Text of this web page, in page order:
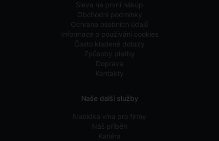
Sleva na první nákup
Obchodní podmínky
Ochrana osobních údajů
Informace o používání cookies
Často kladené dotazy
Způsoby platby
Doprava
Kontakty
Naše další služby
Nabídka vína pro firmy
Náš příběh
Kariéra